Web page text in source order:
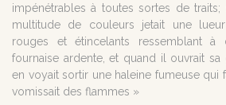
impénétrables à toutes sortes de traits;
multitude de couleurs jetait une
rouges et étincelants ressemblant à
fournaise ardente, et quand il ouvrait
en voyait sortir une haleine fumeuse qui
vomissait des flammes »